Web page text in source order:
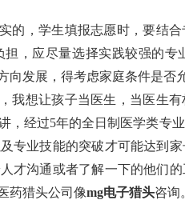
的，学生填报志愿时，要结
，应尽量选择实践较强的
发展，得考虑家庭条件是否
我想让孩子当医生，当医生
，经过5年的全日制医学类专
专业技能的突破才可能达到
才沟通或者了解一下的他们
药猎头公司像mg电子猎头咨询